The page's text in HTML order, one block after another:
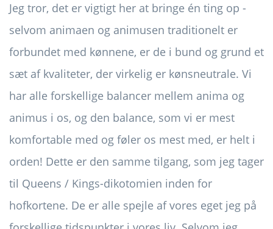
Jeg tror, ​​det er vigtigt her at bringe én ting op -
selvom animaen og animusen traditionelt er
forbundet med kønnene, er de i bund og grund et
sæt af kvaliteter, der virkelig er kønsneutrale. Vi
har alle forskellige balancer mellem anima og
animus i os, og den balance, som vi er mest
komfortable med og føler os mest med, er helt i
orden! Dette er den samme tilgang, som jeg tager
til Queens / Kings-dikotomien inden for
hofkortene. De er alle spejle af vores eget jeg på